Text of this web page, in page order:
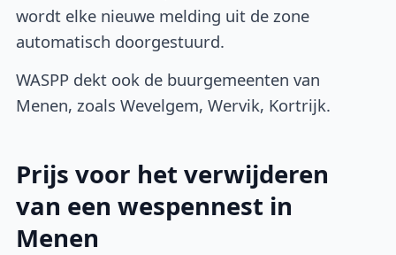
wordt elke nieuwe melding uit de zone
automatisch doorgestuurd.
WASPP dekt ook de buurgemeenten van
Menen, zoals Wevelgem, Wervik, Kortrijk.
Prijs voor het verwijderen
van een wespennest in
Menen